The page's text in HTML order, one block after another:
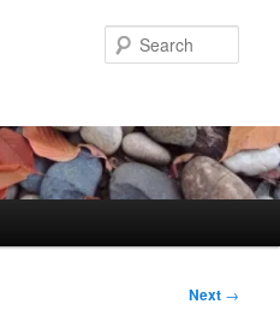
Next →